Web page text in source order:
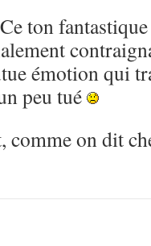
ton
émotion qui
peu tué
comme on dit